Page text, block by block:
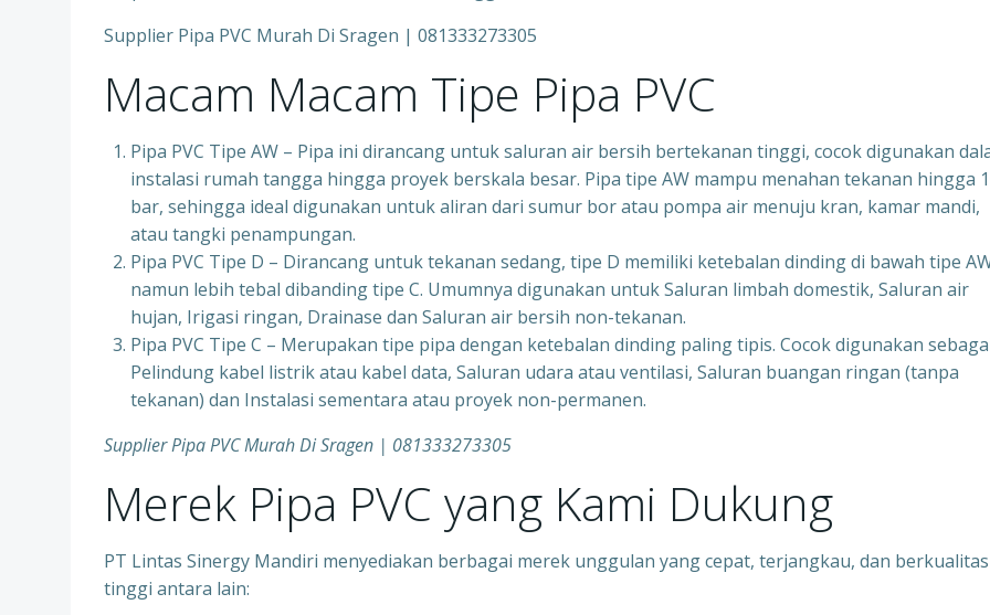
Supplier Pipa PVC Murah Di Sragen | 081333273305
Macam Macam Tipe Pipa PVC
Pipa PVC Tipe AW – Pipa ini dirancang untuk saluran air bersih bertekanan tinggi, cocok digunakan
instalasi rumah tangga hingga proyek berskala besar. Pipa tipe AW mampu menahan tekanan hingga
bar, sehingga ideal digunakan untuk aliran dari sumur bor atau pompa air menuju kran, kamar mandi,
atau tangki penampungan.
Pipa PVC Tipe D – Dirancang untuk tekanan sedang, tipe D memiliki ketebalan dinding di bawah tipe
namun lebih tebal dibanding tipe C. Umumnya digunakan untuk Saluran limbah domestik, Saluran air
hujan, Irigasi ringan, Drainase dan Saluran air bersih non-tekanan.
Pipa PVC Tipe C – Merupakan tipe pipa dengan ketebalan dinding paling tipis. Cocok digunakan
Pelindung kabel listrik atau kabel data, Saluran udara atau ventilasi, Saluran buangan ringan (tanpa
tekanan) dan Instalasi sementara atau proyek non-permanen.
Supplier Pipa PVC Murah Di Sragen | 081333273305
Merek Pipa PVC yang Kami Dukung
PT Lintas Sinergy Mandiri menyediakan berbagai merek unggulan yang cepat, terjangkau, dan berkualitas
tinggi antara lain: